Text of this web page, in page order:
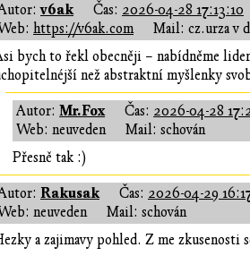
v6ak Čas: 2026-04-28 17:13:10
https://v6ak.com
Mail: cz.urza v
bych to řekl obecněji – nabídněme
než abstraktní myšlenky
Autor:Mr.Fox Čas: 2026-04-28
Web: neuveden
Mail: schován
Přesně tak :)
Rakusak Čas: 2026-04-29
neuveden
Mail: schován
a zajimavy pohled. Z me zkusenosti